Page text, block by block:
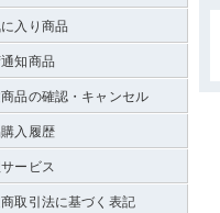
入り商品
通知商品
品の確認・キャンセル
入履歴
ービス
取引法に基づく表記